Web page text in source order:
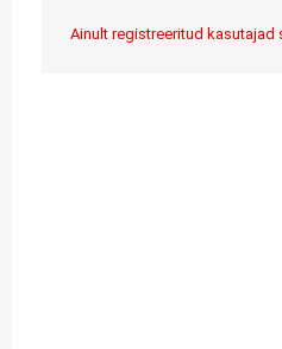
Ainult registreeritud kasutajad